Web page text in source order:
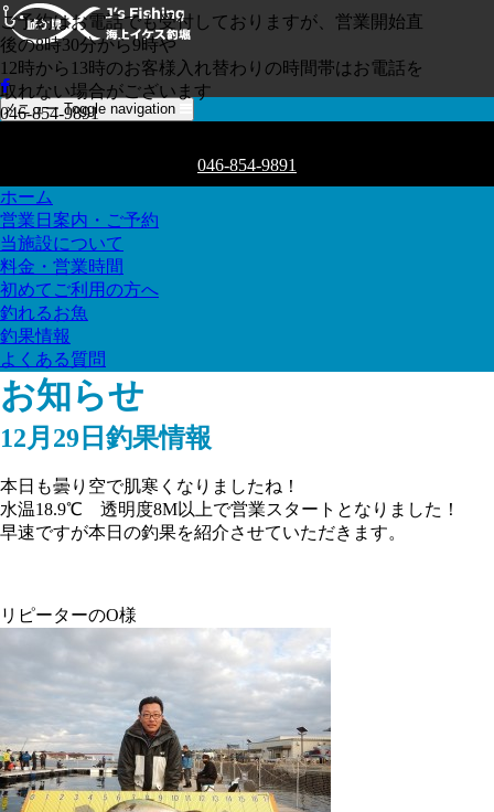
ご予約はお電話でも受付しておりますが、営業開始直
後の8時30分から9時や
12時から13時のお客様入れ替わりの時間帯はお電話を
取れない場合がございます
046-854-9891
メニュー Toggle navigation
046-854-9891
ホーム
営業日案内・ご予約
当施設について
料金・営業時間
初めてご利用の方へ
釣れるお魚
釣果情報
よくある質問
お知らせ
12月29日釣果情報
本日も曇り空で肌寒くなりましたね！
水温18.9℃ 透明度8M以上で営業スタートとなりました！
早速ですが本日の釣果を紹介させていただきます。
リピーターのO様